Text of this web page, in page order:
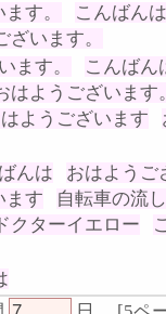
す。
こんばんは
ざいます。
ます。
こんばん
はようございます
ようございます
んは
おはようご
ます
自転車の流
ドクターイエロー